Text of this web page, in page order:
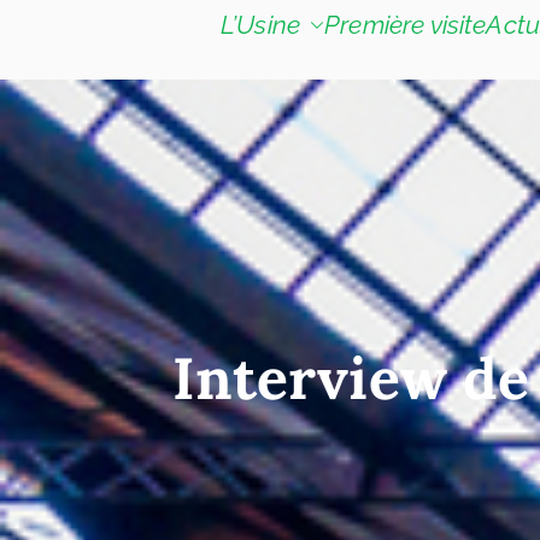
L’Usine Première visite
Interview de